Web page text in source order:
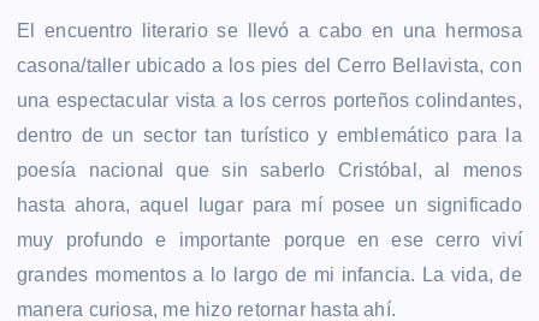
El encuentro literario se llevó a cabo en una hermosa
casona/taller ubicado a los pies del Cerro Bellavista, con
una espectacular vista a los cerros porteños colindantes,
dentro de un sector tan turístico y emblemático para la
poesía nacional que sin saberlo Cristóbal, al menos
hasta ahora, aquel lugar para mí posee un significado
muy profundo e importante porque en ese cerro viví
grandes momentos a lo largo de mi infancia. La vida, de
manera curiosa, me hizo retornar hasta ahí.